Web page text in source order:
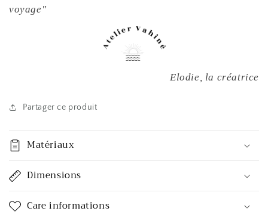
voyage"
Elodie, la créatrice
Partager ce produit
Matériaux
Dimensions
Care informations